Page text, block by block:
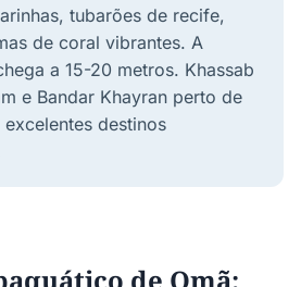
tubarões de recife,
de coral vibrantes. A
a 15-20 metros. Khassab
e Bandar Khayran perto de
excelentes destinos